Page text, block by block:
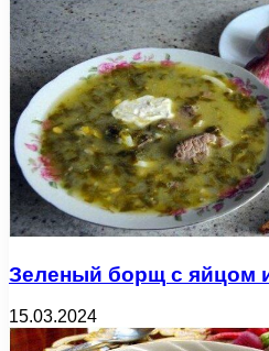
Зеленый борщ с яйцом
15.03.2024